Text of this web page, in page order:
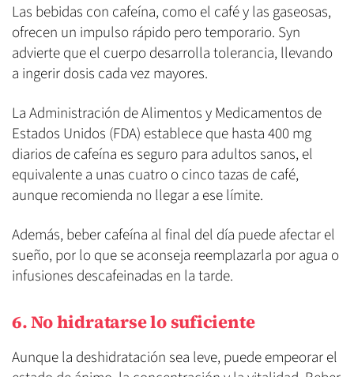
Las bebidas con cafeína, como el café y las gaseosas,
ofrecen un impulso rápido pero temporario. Syn
advierte que el cuerpo desarrolla tolerancia, llevando
a ingerir dosis cada vez mayores.
La Administración de Alimentos y Medicamentos de
Estados Unidos (FDA) establece que hasta 400 mg
diarios de cafeína es seguro para adultos sanos, el
equivalente a unas cuatro o cinco tazas de café,
aunque recomienda no llegar a ese límite.
Además, beber cafeína al final del día puede afectar el
sueño, por lo que se aconseja reemplazarla por agua o
infusiones descafeinadas en la tarde.
6. No hidratarse lo suficiente
Aunque la deshidratación sea leve, puede empeorar el